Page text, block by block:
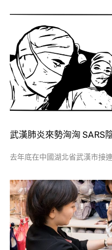
武漢肺炎來勢洶洶 SARS
去年底在中國湖北省武漢市接